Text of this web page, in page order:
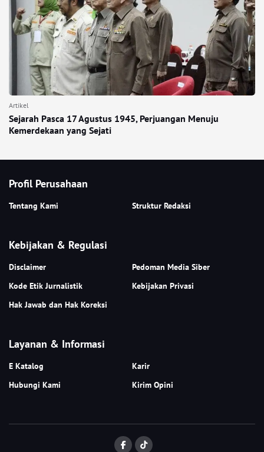
Artikel
Sejarah Pasca 17 Agustus 1945, Perjuangan Menuju
Kemerdekaan yang Sejati
Profil Perusahaan
Tentang Kami Struktur Redaksi
Kebijakan & Regulasi
Disclaimer
Pedoman Media Siber
Kode Etik Jurnalistik
Kebijakan Privasi
Hak Jawab dan Hak Koreksi
Layanan & Informasi
E Katalog
Karir
Hubungi Kami
Kirim Opini